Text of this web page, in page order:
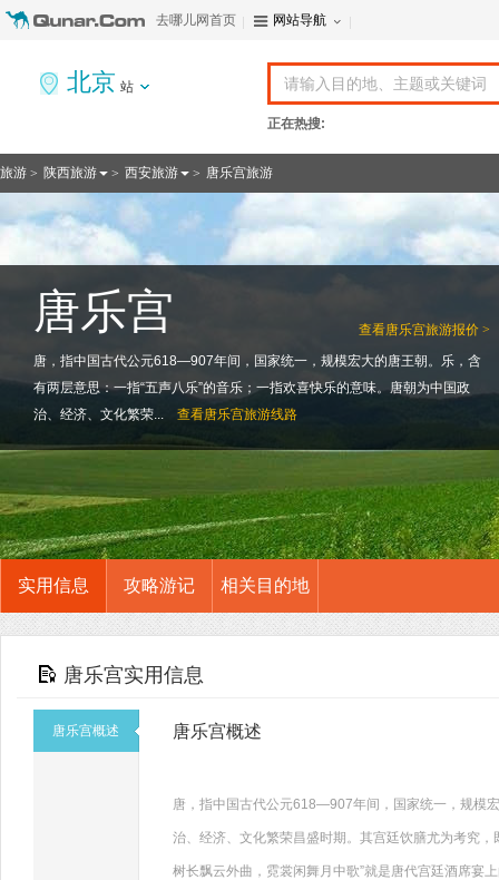
去哪儿网首页 网站导航
北京 站
正在热搜:
旅游 > 陕西旅游 > 西安旅游 > 唐乐宫旅游
查看唐乐宫旅游报价 >
唐乐宫
唐，指中国古代公元618—907年间，国家统一，规模宏大的唐王朝。乐，含
有两层意思：一指“五声八乐”的音乐；一指欢喜快乐的意味。唐朝为中国政
治、经济、文化繁荣...
查看唐乐宫旅游线路
实用信息 攻略游记 相关目的地
唐乐宫实用信息
唐乐宫概述 唐乐宫概述
唐，指中国古代公元618—907年间，国家统一，规模
治、经济、文化繁荣昌盛时期。其宫廷饮膳尤为考究
树长飘云外曲，霓裳闲舞月中歌”就是唐代宫廷酒席宴